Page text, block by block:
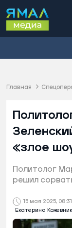
Главная
15 мая 2025, 08:31
Екатерина
«злое
Политолог
решил